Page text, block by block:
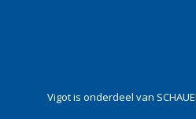
Vigot is onderdeel van